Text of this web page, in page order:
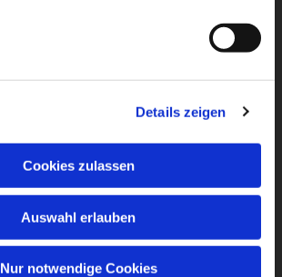
Details zeigen
Cookies zulassen
Auswahl erlauben
Nur notwendige Cookies